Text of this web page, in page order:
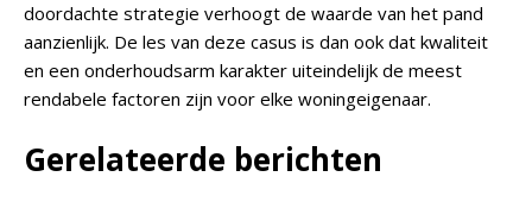
doordachte strategie verhoogt de waarde van het pand
aanzienlijk. De les van deze casus is dan ook dat kwaliteit
en een onderhoudsarm karakter uiteindelijk de meest
rendabele factoren zijn voor elke woningeigenaar.
Gerelateerde berichten